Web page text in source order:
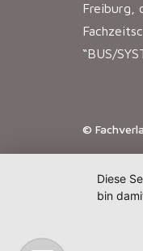
Freiburg,
“BUS/
©
Diese
bin